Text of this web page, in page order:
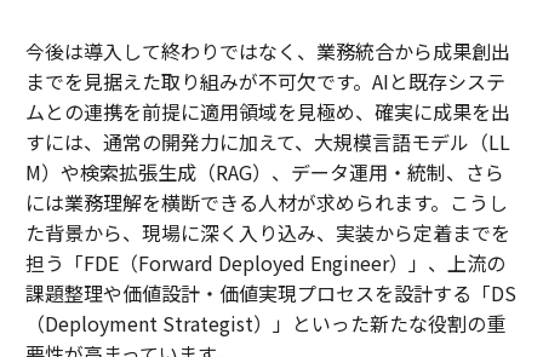
今後は導入して終わりではなく、業務統合から成果創出
までを見据えた取り組みが不可欠です。AIと既存システ
ムとの連携を前提に適用領域を見極め、確実に成果を出
すには、通常の開発力に加えて、大規模言語モデル（LL
M）や検索拡張生成（RAG）、データ運用・統制、さら
には業務理解を横断できる人材が求められます。こうし
た背景から、現場に深く入り込み、実装から定着までを
担う「FDE（Forward Deployed Engineer）」、上流の
課題整理や価値設計・価値実現プロセスを設計する「DS
（Deployment Strategist）」といった新たな役割の重